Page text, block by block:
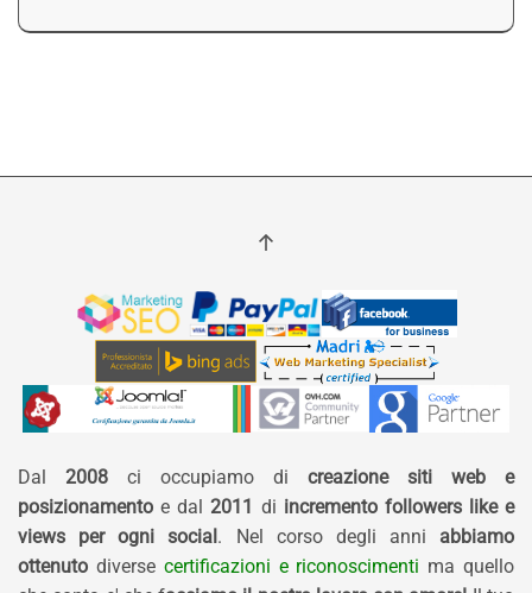
Dal 2008 ci occupiamo di creazione siti web e
posizionamento e dal 2011 di incremento followers like e
views per ogni social. Nel corso degli anni abbiamo
ottenuto diverse certificazioni e riconoscimenti ma quello